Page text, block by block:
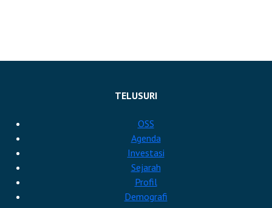
TELUSURI
OSS
Agenda
Investasi
Sejarah
Profil
Demografi